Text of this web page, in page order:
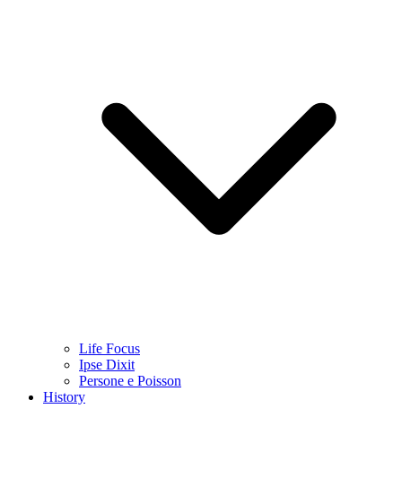
Life Focus
Ipse Dixit
Persone e Poisson
History